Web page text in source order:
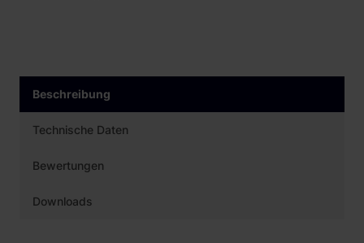
Beschreibung
Technische Daten
Bewertungen
Downloads